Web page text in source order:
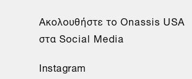
Aκολουθήστε το Onassis USA
στα Social Media
Instagram